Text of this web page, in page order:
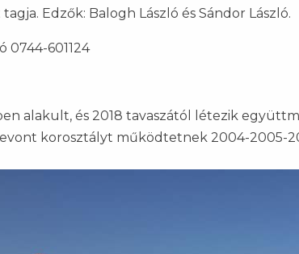
Edzők: Balogh László és Sándor László.
0744-601124
alakult, és 2018 tavaszától létezik
korosztályt működtetnek 2004-2005-